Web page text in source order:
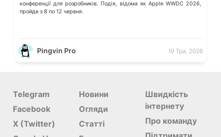
конференції для розробників. Подія, відома як Apple WWDC 2026,
пройде з 8 по 12 червня.
Pingvin Pro 19 Тра, 2026
Telegram
Facebook
X (Twitter)
Новини
Огляди
Статті
Швидкість
інтернету
Про команду